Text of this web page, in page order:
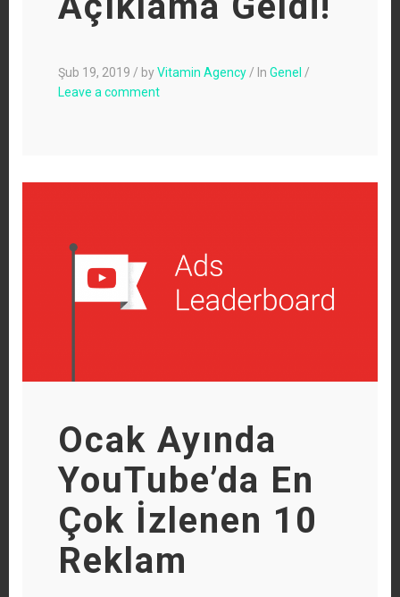
Şub 19, 2019 / byVitamin Agency/ In Genel /
Leave a comment
Ocak Ayında
YouTube’da En
Çok İzlenen 10
Reklam